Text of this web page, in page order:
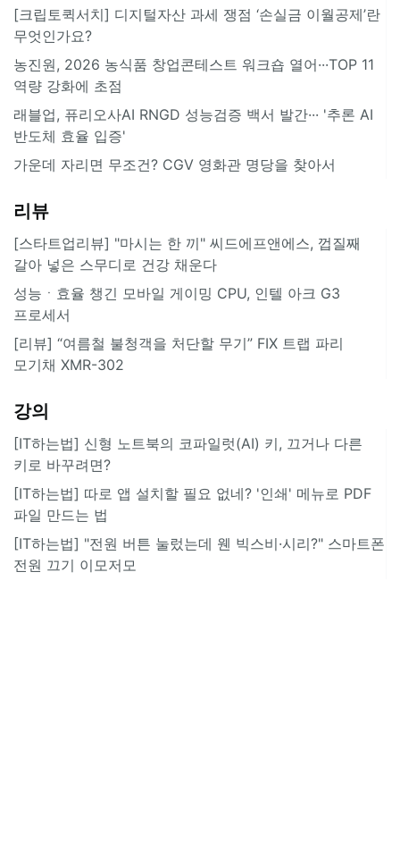
[크립토퀵서치] 디지털자산 과세 쟁점 ‘손실금 이월공제’란
무엇인가요?
농진원, 2026 농식품 창업콘테스트 워크숍 열어···TOP 11
역량 강화에 초점
래블업, 퓨리오사AI RNGD 성능검증 백서 발간··· '추론 AI
반도체 효율 입증'
가운데 자리면 무조건? CGV 영화관 명당을 찾아서
리뷰
[스타트업리뷰] "마시는 한 끼" 씨드에프앤에스, 껍질째
갈아 넣은 스무디로 건강 채운다
성능ㆍ효율 챙긴 모바일 게이밍 CPU, 인텔 아크 G3
프로세서
[리뷰] “여름철 불청객을 처단할 무기” FIX 트랩 파리
모기채 XMR-302
강의
[IT하는법] 신형 노트북의 코파일럿(AI) 키, 끄거나 다른
키로 바꾸려면?
[IT하는법] 따로 앱 설치할 필요 없네? '인쇄' 메뉴로 PDF
파일 만드는 법
[IT하는법] "전원 버튼 눌렀는데 웬 빅스비·시리?" 스마트폰
전원 끄기 이모저모